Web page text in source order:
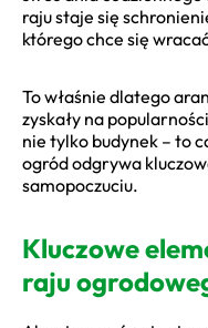
raju staje się
którego chce się
To właśnie dlatego
zyskały na
nie tylko budynek – to
ogród odgrywa
samopoczuciu.
Kluczowe
raju